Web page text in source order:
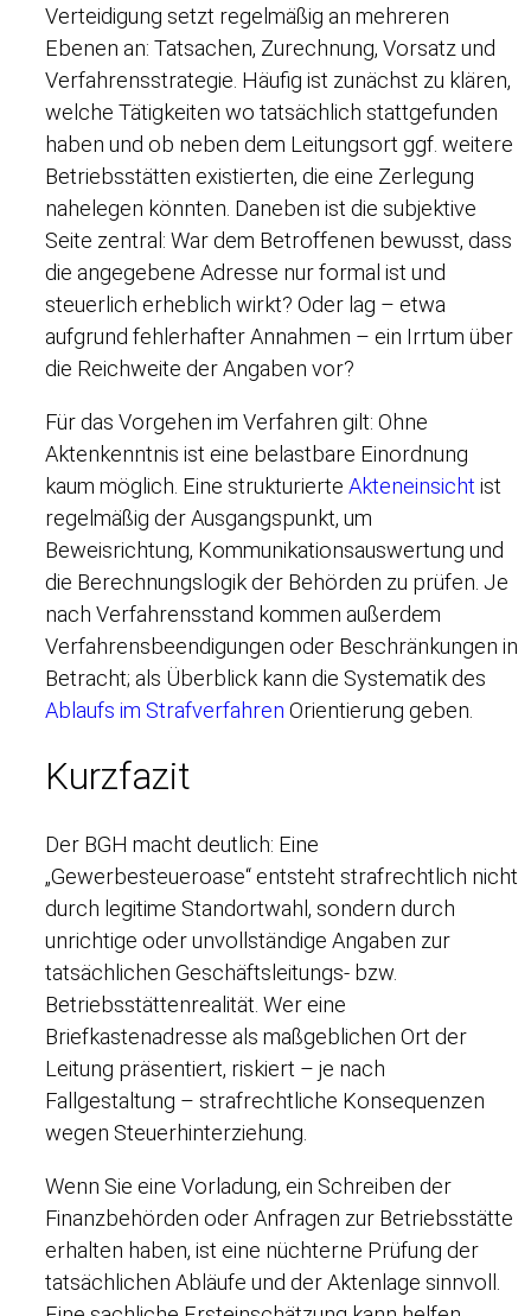
Verteidigung setzt regelmäßig an mehreren
Ebenen an: Tatsachen, Zurechnung, Vorsatz und
Verfahrensstrategie. Häufig ist zunächst zu klären,
welche Tätigkeiten wo tatsächlich stattgefunden
haben und ob neben dem Leitungsort ggf. weitere
Betriebsstätten existierten, die eine Zerlegung
nahelegen könnten. Daneben ist die subjektive
Seite zentral: War dem Betroffenen bewusst, dass
die angegebene Adresse nur formal ist und
steuerlich erheblich wirkt? Oder lag – etwa
aufgrund fehlerhafter Annahmen – ein Irrtum über
die Reichweite der Angaben vor?
Für das Vorgehen im Verfahren gilt: Ohne
Aktenkenntnis ist eine belastbare Einordnung
kaum möglich. Eine strukturierte Akteneinsicht ist
regelmäßig der Ausgangspunkt, um
Beweisrichtung, Kommunikationsauswertung und
die Berechnungslogik der Behörden zu prüfen. Je
nach Verfahrensstand kommen außerdem
Verfahrensbeendigungen oder Beschränkungen in
Betracht; als Überblick kann die Systematik des
Ablaufs im Strafverfahren Orientierung geben.
Kurzfazit
Der BGH macht deutlich: Eine
„Gewerbesteueroase“ entsteht strafrechtlich nicht
durch legitime Standortwahl, sondern durch
unrichtige oder unvollständige Angaben zur
tatsächlichen Geschäftsleitungs- bzw.
Betriebsstättenrealität. Wer eine
Briefkastenadresse als maßgeblichen Ort der
Leitung präsentiert, riskiert – je nach
Fallgestaltung – strafrechtliche Konsequenzen
wegen Steuerhinterziehung.
Wenn Sie eine Vorladung, ein Schreiben der
Finanzbehörden oder Anfragen zur Betriebsstätte
erhalten haben, ist eine nüchterne Prüfung der
tatsächlichen Abläufe und der Aktenlage sinnvoll.